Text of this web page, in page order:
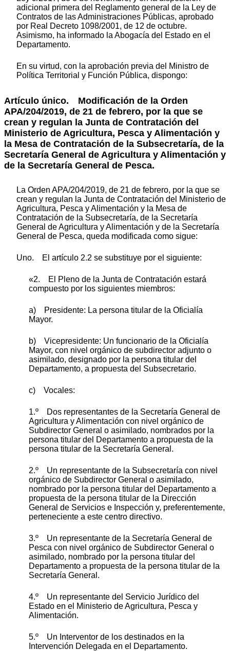
adicional primera del Reglamento general de la Ley de
Contratos de las Administraciones Públicas, aprobado
por Real Decreto 1098/2001, de 12 de octubre.
Asimismo, ha informado la Abogacía del Estado en el
Departamento.
En su virtud, con la aprobación previa del Ministro de
Política Territorial y Función Pública, dispongo:
Artículo único. Modificación de la Orden
APA/204/2019, de 21 de febrero, por la que se
crean y regulan la Junta de Contratación del
Ministerio de Agricultura, Pesca y Alimentación y
la Mesa de Contratación de la Subsecretaría, de la
Secretaría General de Agricultura y Alimentación y
de la Secretaría General de Pesca.
La Orden APA/204/2019, de 21 de febrero, por la que se
crean y regulan la Junta de Contratación del Ministerio de
Agricultura, Pesca y Alimentación y la Mesa de
Contratación de la Subsecretaría, de la Secretaría
General de Agricultura y Alimentación y de la Secretaría
General de Pesca, queda modificada como sigue:
Uno. El artículo 2.2 se substituye por el siguiente:
«2. El Pleno de la Junta de Contratación estará
compuesto por los siguientes miembros:
a) Presidente: La persona titular de la Oficialía
Mayor.
b) Vicepresidente: Un funcionario de la Oficialía
Mayor, con nivel orgánico de subdirector adjunto o
asimilado, designado por la persona titular del
Departamento, a propuesta del Subsecretario.
c) Vocales:
1.º Dos representantes de la Secretaría General de
Agricultura y Alimentación con nivel orgánico de
Subdirector General o asimilado, nombrados por la
persona titular del Departamento a propuesta de la
persona titular de la Secretaría General.
2.º Un representante de la Subsecretaría con nivel
orgánico de Subdirector General o asimilado,
nombrado por la persona titular del Departamento a
propuesta de la persona titular de la Dirección
General de Servicios e Inspección y, preferentemente,
perteneciente a este centro directivo.
3.º Un representante de la Secretaría General de
Pesca con nivel orgánico de Subdirector General o
asimilado, nombrado por la persona titular del
Departamento a propuesta de la persona titular de la
Secretaría General.
4.º Un representante del Servicio Jurídico del
Estado en el Ministerio de Agricultura, Pesca y
Alimentación.
5.º Un Interventor de los destinados en la
Intervención Delegada en el Departamento.